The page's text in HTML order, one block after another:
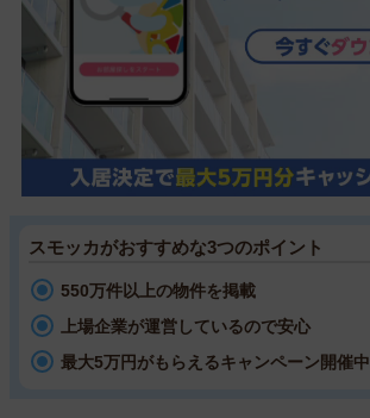
スモッカがおすすめな3つのポイント
550万件以上の物件を掲載
上場企業が運営しているので安心
最大5万円がもらえるキャンペーン開催中